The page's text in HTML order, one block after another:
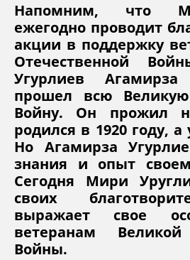
Напомним, что
ежегодно проводит
акции в поддержку
Отечественной
Угурлиев
прошел всю Великую
Войну. Он прожил
родился в 1920 году, а
Но Агамирза
знания и опыт
Сегодня Мири
своих
выражает свое
ветеранам Великой
Войны.